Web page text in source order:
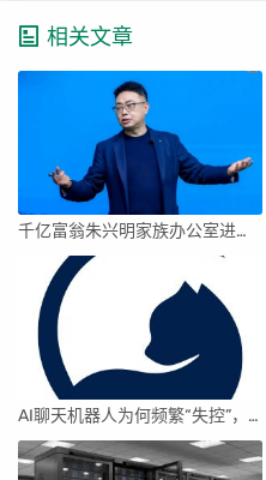
相关文章
千亿富翁朱兴明家族办公室进军VC圈
AI聊天机器人为何频繁“失控”，背后原因及解决方案解析